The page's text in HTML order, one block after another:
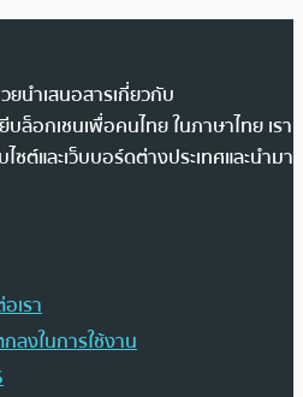
นำเสนอสารเกี่ยวกับ
ล็อกเชนเพื่อคนไทย ในภาษาไทย เรา
ต์และเว็บบอร์ดต่างประเทศและนำมา
เรา
ลงในการใช้งาน